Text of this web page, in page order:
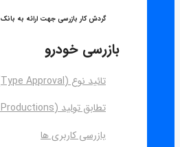
گردش کار بازرسی جهت ارائه به بانک
بازرسی خودرو
تائید نوع (Type Approval)
تطابق تولید (Conformity of Productions)
بازرسی کاربری ها